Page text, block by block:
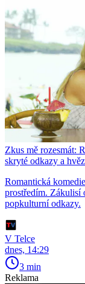
Zkus mě rozesmát:
skryté odkazy a
Romantická
prostředím. Zákulisí
popkulturní odkazy.
V Telce
dnes, 14:29
3 min
Reklama